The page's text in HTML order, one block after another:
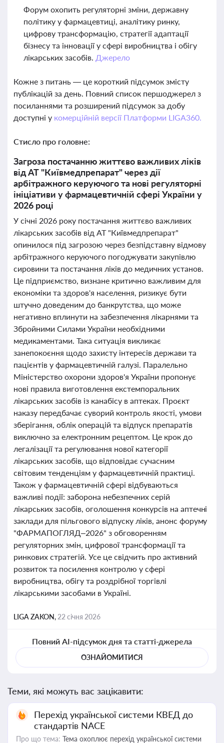
Форум охопить регуляторні зміни, державну
політику у фармацевтиці, аналітику ринку,
цифрову трансформацію, стратегії адаптації
бізнесу та інновації у сфері виробництва і обігу
лікарських засобів. Джерело
Кожне з питань — це короткий підсумок змісту
публікацій за день. Повний список першоджерел з
посиланнями та розширений підсумок за добу
доступні у комерційній версії Платформи LIGA360.
Стисло про головне:
Загроза постачанню життєво важливих ліків
від АТ "Київмедпрепарат" через дії
арбітражного керуючого та нові регуляторні
ініціативи у фармацевтичній сфері України у
2026 році
У січні 2026 року постачання життєво важливих
лікарських засобів від АТ "Київмедпрепарат"
опинилося під загрозою через безпідставну відмову
арбітражного керуючого погоджувати закупівлю
сировини та постачання ліків до медичних установ.
Це підприємство, визнане критично важливим для
економіки та здоров'я населення, ризикує бути
штучно доведеним до банкрутства, що може
негативно вплинути на забезпечення лікарнями та
Збройними Силами України необхідними
медикаментами. Така ситуація викликає
занепокоєння щодо захисту інтересів держави та
пацієнтів у фармацевтичній галузі. Паралельно
Міністерство охорони здоров'я України пропонує
нові правила виготовлення екстемпоральних
лікарських засобів із канабісу в аптеках. Проєкт
наказу передбачає суворий контроль якості, умови
зберігання, облік операцій та відпуск препаратів
виключно за електронним рецептом. Це крок до
легалізації та регулювання нової категорії
лікарських засобів, що відповідає сучасним
світовим тенденціям у фармацевтичній практиці.
Також у фармацевтичній сфері відбуваються
важливі події: заборона небезпечних серій
лікарських засобів, оголошення конкурсів на аптечні
заклади для пільгового відпуску ліків, анонс форуму
"ФАРМАПОГЛЯД–2026" з обговоренням
регуляторних змін, цифрової трансформації та
ринкових стратегій. Усе це свідчить про активний
розвиток та посилення контролю у сфері
виробництва, обігу та роздрібної торгівлі
лікарськими засобами в Україні.
LIGA ZAKON, 22 січня 2026
Повний AI-підсумок дня та статті-джерела
ОЗНАЙОМИТИСЯ
Теми, які можуть вас зацікавити:
Перехід української системи КВЕД до
стандартів NACE
Про що тема: Тема охоплює перехід української системи